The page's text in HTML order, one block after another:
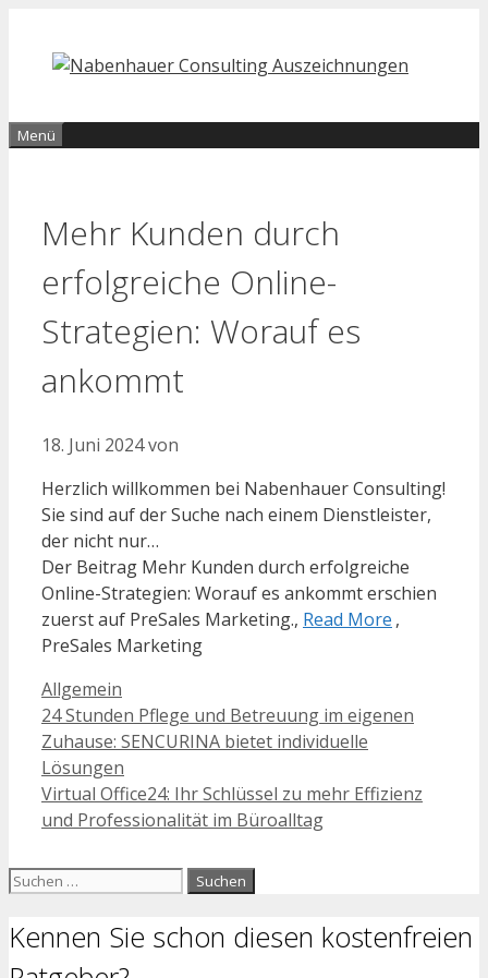
Inhalt
springen
Menü
Mehr Kunden durch
erfolgreiche Online-
Strategien: Worauf es
ankommt
18. Juni 2024von
Herzlich willkommen bei Nabenhauer Consulting!
Sie sind auf der Suche nach einem Dienstleister,
der nicht nur…
Der Beitrag Mehr Kunden durch erfolgreiche
Online-Strategien: Worauf es ankommt erschien
zuerst auf PreSales Marketing., Read More ,
PreSales Marketing
Kategorien
Allgemein
24 Stunden Pflege und Betreuung im eigenen
Zuhause: SENCURINA bietet individuelle
Lösungen
Virtual Office24: Ihr Schlüssel zu mehr Effizienz
und Professionalität im Büroalltag
Suchen
Kennen Sie schon diesen kostenfreien